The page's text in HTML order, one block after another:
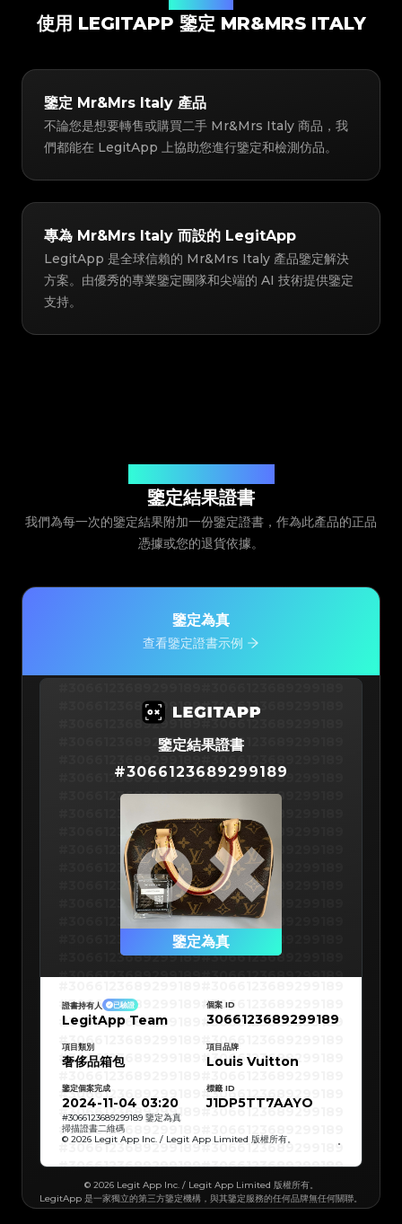
使用 LEGITAPP 鑒定 MR&MRS ITALY
鑒定 Mr&Mrs Italy 產品
不論您是想要轉售或購買二手 Mr&Mrs Italy 商品，我
們都能在 LegitApp 上協助您進行鑒定和檢測仿品。
專為 Mr&Mrs Italy 而設的 LegitApp
LegitApp 是全球信賴的 Mr&Mrs Italy 產品鑒定解決
方案。由優秀的專業鑒定團隊和尖端的 AI 技術提供鑒定
支持。
鑒定結果證書
我們為每一次的鑒定結果附加一份鑒定證書，作為此產品的正品
憑據或您的退貨依據。
鑒定為真
查看鑒定證書示例
#3066123689299189#3066123689299189
#3066123689299189#3066123689299189
#3066123689299189#3066123689299189
#3066123689299189#3066123689299189
#3066123689299189#3066123689299189
#3066123689299189#3066123689299189
#3066123689299189#3066123689299189
#3066123689299189#3066123689299189
#3066123689299189#3066123689299189
#3066123689299189#3066123689299189
#3066123689299189#3066123689299189
#3066123689299189#3066123689299189
#3066123689299189#3066123689299189
#3066123689299189#3066123689299189
#3066123689299189
#3066123689299189
#3066123689299189
#3066123689299189
#3066123689299189
#3066123689299189
#3066123689299189
#3066123689299189
#3066123689299189
#3066123689299189
#3066123689299189
#3066123689299189
#3066123689299189
#3066123689299189#3066123689299189
#3066123689299189#3066123689299189
#3066123689299189#3066123689299189
#3066123689299189#3066123689299189
鑒定結果證書
#3066123689299189
鑒定為真
#3066123689299189
#3066123689299189
#3066123689299189
#3066123689299189
#3066123689299189
#3066123689299189
#3066123689299189
#3066123689299189
#3066123689299189
#3066123689299189
#3066123689299189
#3066123689299189
#3066123689299189
#3066123689299189#3066123689299189
#3066123689299189#3066123689299189
#3066123689299189#3066123689299189
#3066123689299189 #3066123689299189
證書持有人 已驗證
LegitApp Team
個案 ID
3066123689299189
項目類別
奢侈品箱包
項目品牌
Louis Vuitton
鑒定個案完成
2024-11-04 03:20
標籤 ID
J1DP5TT7AAYO
#3066123689299189 鑒定為真
掃描證書二維碼
© 2026 Legit App Inc. / Legit App Limited 版權所有。
© 2026 Legit App Inc. / Legit App Limited 版權所有。
LegitApp 是一家獨立的第三方鑒定機構，與其鑒定服務的任何品牌無任何關聯。